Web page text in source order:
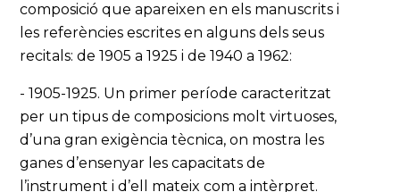
composició que apareixen en els manuscrits i
les referències escrites en alguns dels seus
recitals: de 1905 a 1925 i de 1940 a 1962:
- 1905-1925. Un primer període caracteritzat
per un tipus de composicions molt virtuoses,
d’una gran exigència tècnica, on mostra les
ganes d’ensenyar les capacitats de
l’instrument i d’ell mateix com a intèrpret.